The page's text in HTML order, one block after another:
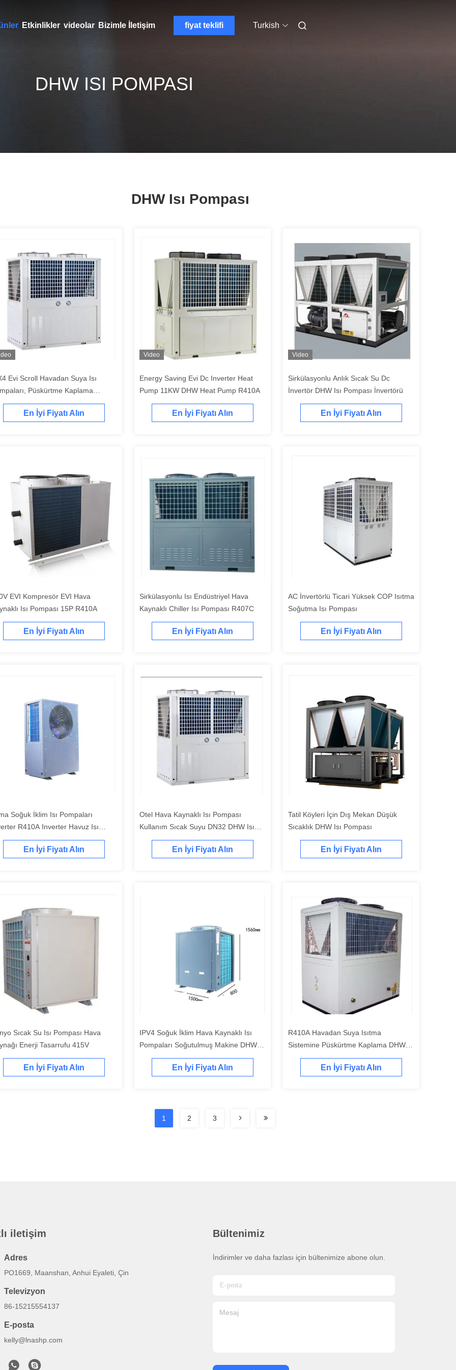
Etkinlikler videolar Bizimle İletişim fiyat teklifi Turkish
DHW ISI POMPASI
DHW Isı Pompası
Evi Scroll Havadan Suya Isı
Püskürtme Kaplama
ile
En İyi Fiyatı Alın
Video
Energy Saving Evi Dc Inverter Heat
Pump 11KW DHW Heat Pump R410A
En İyi Fiyatı Alın
Video
Sirkülasyonlu Anlık Sıcak Su Dc
İnvertör DHW Isı Pompası İnvertörü
En İyi Fiyatı Alın
EVI Kompresör EVI Hava
Isı Pompası 15P R410A
En İyi Fiyatı Alın
Sirkülasyonlu Isı Endüstriyel Hava
Kaynaklı Chiller Isı Pompası R407C
En İyi Fiyatı Alın
AC İnvertörlü Ticari Yüksek COP Isıtma
Soğutma Isı Pompası
En İyi Fiyatı Alın
Soğuk İklim Isı Pompaları
R410A Inverter Havuz Isı
En İyi Fiyatı Alın
Otel Hava Kaynaklı Isı Pompası
Kullanım Sıcak Suyu DN32 DHW Isı
Pompası 50HZ
En İyi Fiyatı Alın
Tatil Köyleri İçin Dış Mekan Düşük
Sıcaklık DHW Isı Pompası
En İyi Fiyatı Alın
Sıcak Su Isı Pompası Hava
Enerji Tasarrufu 415V
En İyi Fiyatı Alın
IPV4 Soğuk İklim Hava Kaynaklı Isı
Pompaları Soğutulmuş Makine DHW
Isı Pompası 8KW
En İyi Fiyatı Alın
R410A Havadan Suya Isıtma
Sistemine Püskürtme Kaplama DHW
Isı Pompası 300KW
En İyi Fiyatı Alın
1 2 3
iletişim
Adres
PO1669, Maanshan, Anhui Eyaleti, Çin
Televizyon
86-15215554137
E-posta
kelly@lnashp.com
Bültenimiz
İndirimler ve daha fazlası için bültenimize abone olun.